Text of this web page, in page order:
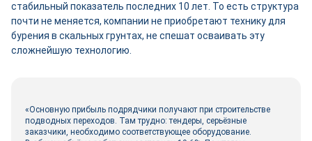
стабильный показатель последних 10 лет. То есть структура
почти не меняется, компании не приобретают технику для
бурения в скальных грунтах, не спешат осваивать эту
сложнейшую технологию.
«Основную прибыль подрядчики получают при строительстве
подводных переходов. Там трудно: тендеры, серьёзные
заказчики, необходимо соответствующее оборудование.